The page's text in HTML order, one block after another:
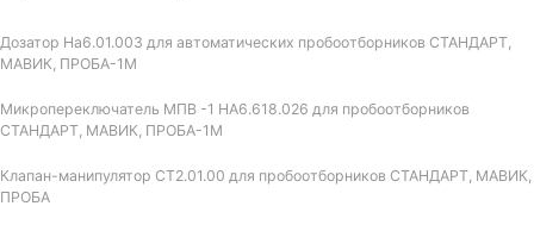
Дозатор На6.01.003 для автоматических пробоотборников СТАНДАРТ,
МАВИК, ПРОБА-1М
Микропереключатель МПВ -1 НА6.618.026 для пробоотборников
СТАНДАРТ, МАВИК, ПРОБА-1М
Клапан-манипулятор СТ2.01.00 для пробоотборников СТАНДАРТ, МАВИК,
ПРОБА